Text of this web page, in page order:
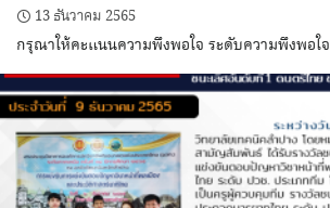
13 ธันวาคม 2565
กรุณาให้คะแนนความพึงพอใจ ระดับความพึงพอใจ